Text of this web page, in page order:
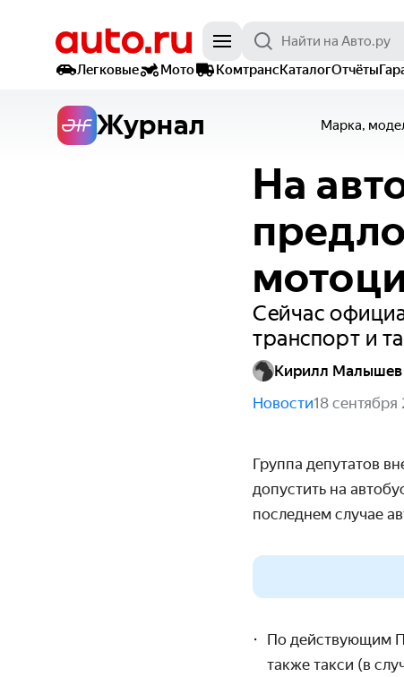
Легковые
Мото КомтрансКаталогОтчёты
Журнал Марка,
На
Сейчас
транспорт и
Кирилл Малышев
Новости18 сентября
Группа депутатов
допустить на
последнем случае
По действующим
также такси (в